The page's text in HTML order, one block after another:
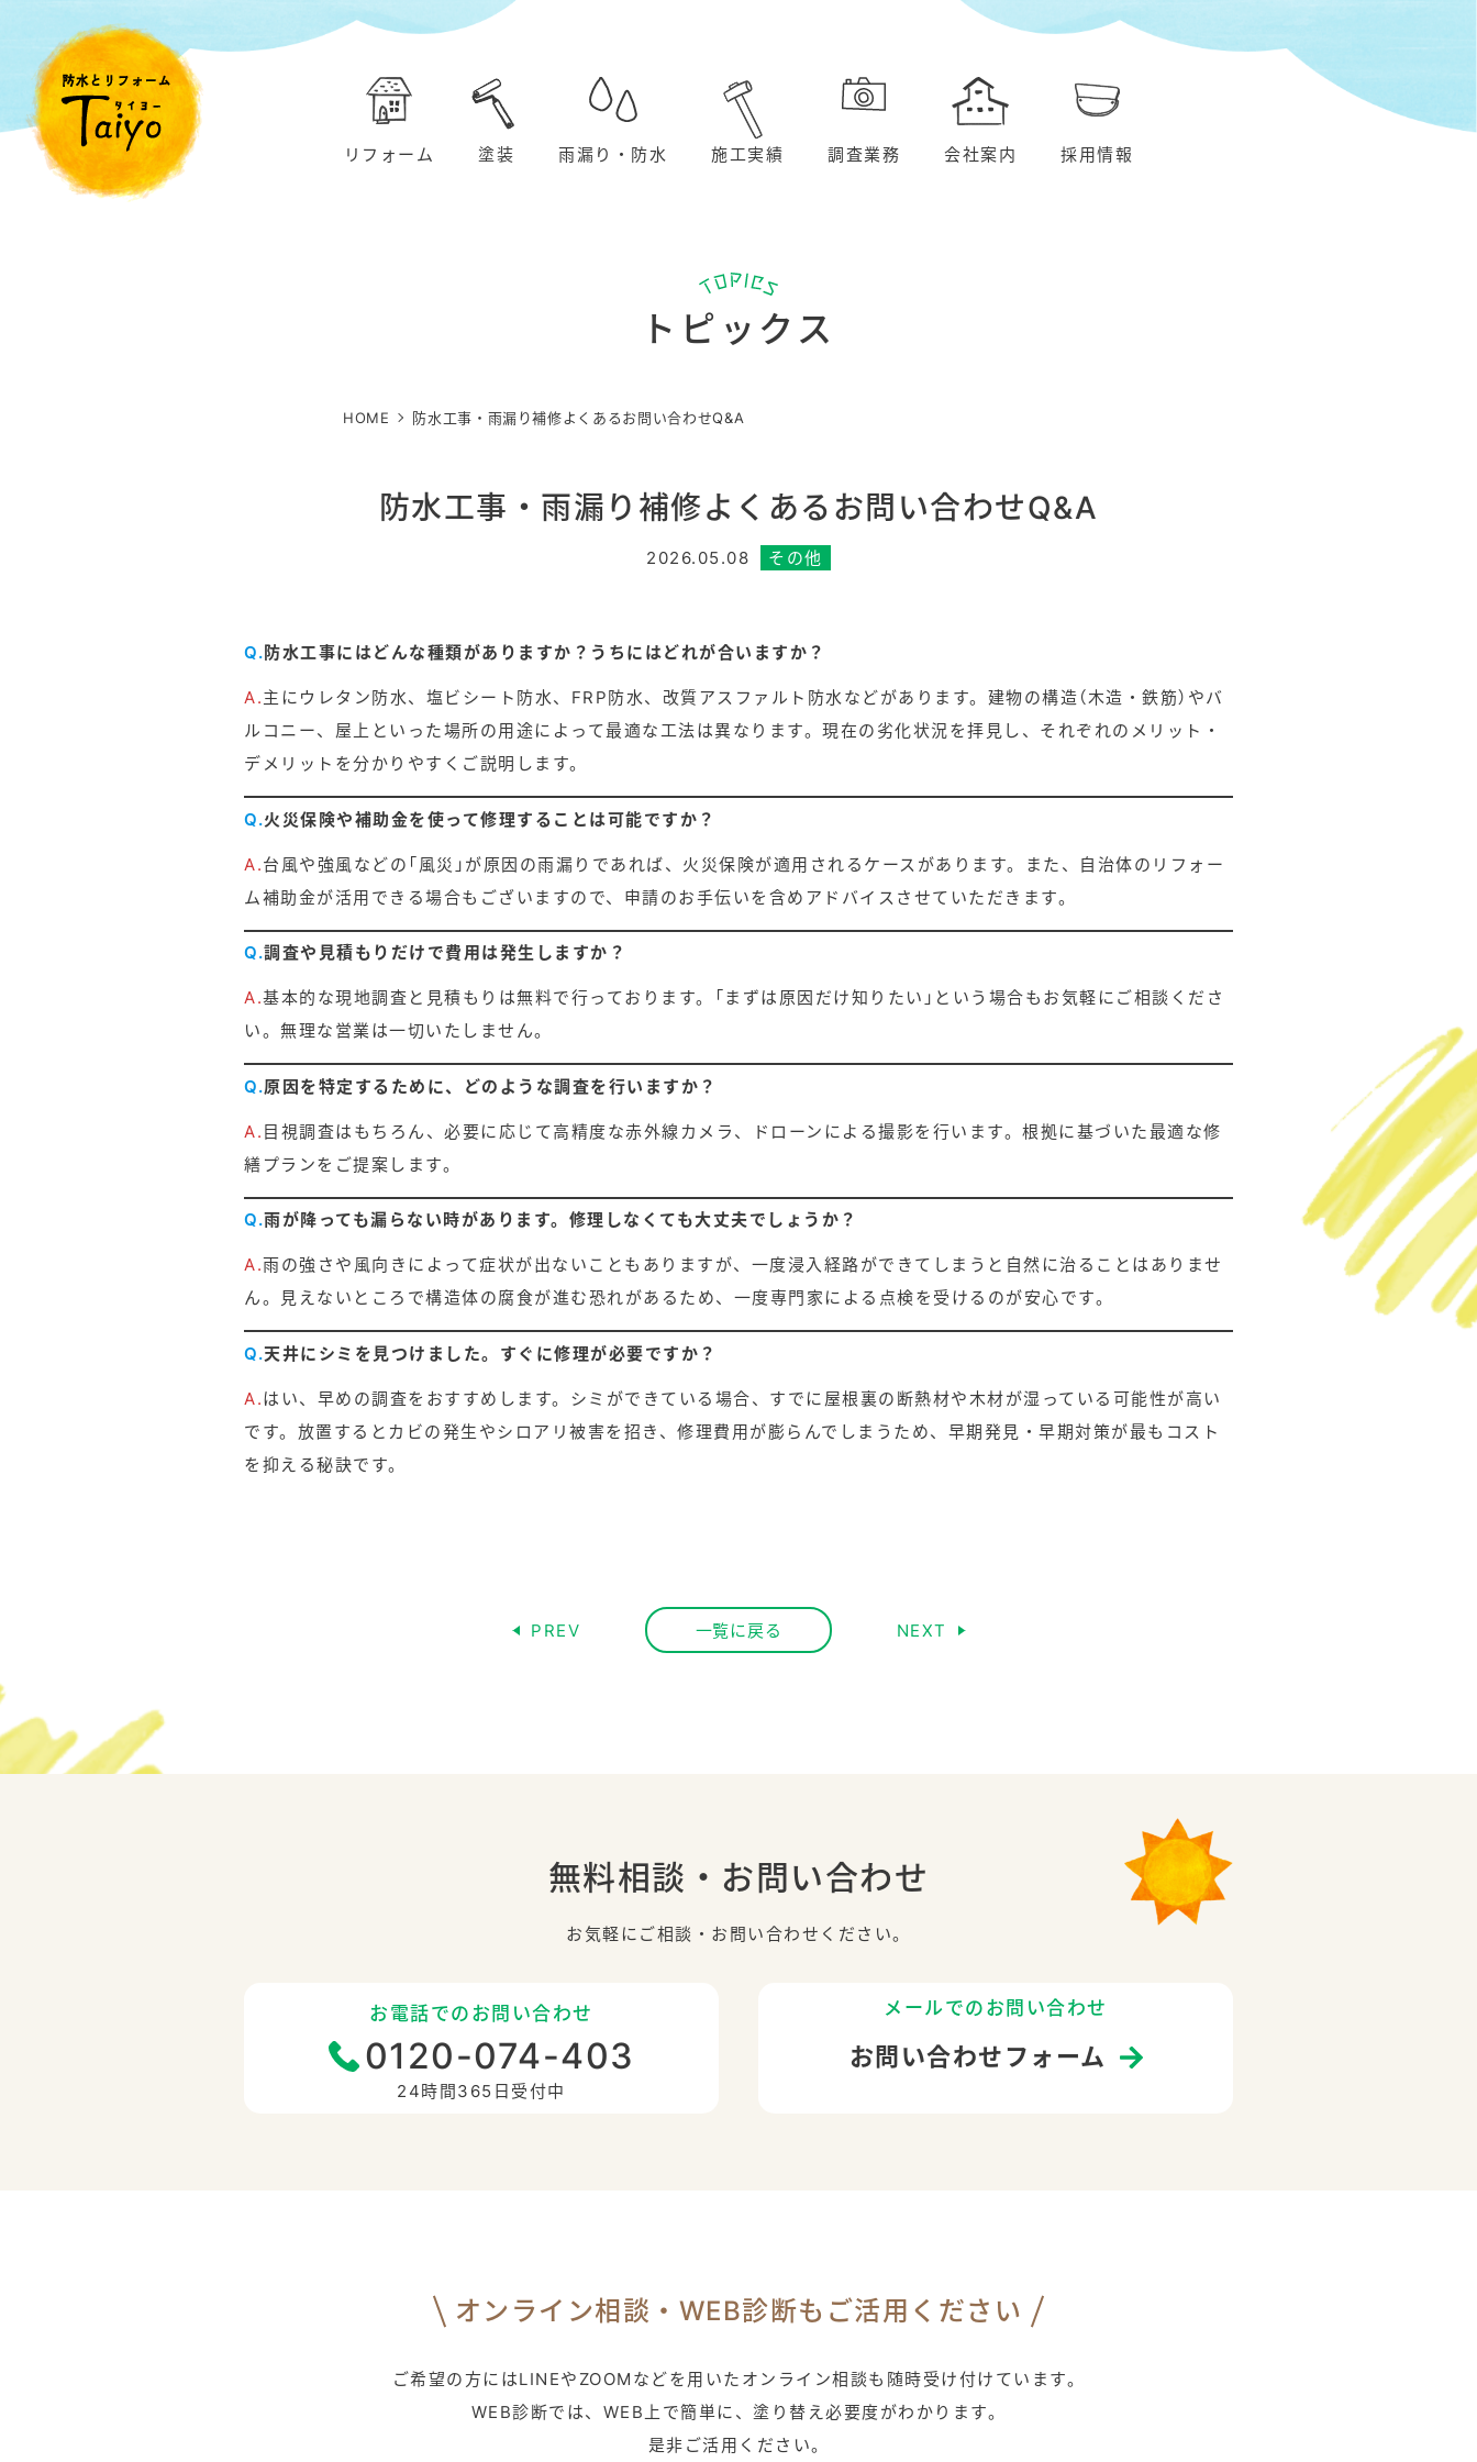
リフォーム 塗装 雨漏り・防水 施工実績 調査業務 会社案内 採用情報
トピックス
HOME 防水工事・雨漏り補修よくあるお問い合わせQ&A
防水工事・雨漏り補修よくあるお問い合わせQ&A
2026.05.08 その他
Q.防水工事にはどんな種類がありますか？うちにはどれが合いますか？
A.主にウレタン防水、塩ビシート防水、FRP防水、改質アスファルト防水などがあります。建物の構造（木造・鉄筋）やバ
ルコニー、屋上といった場所の用途によって最適な工法は異なります。現在の劣化状況を拝見し、それぞれのメリット・
デメリットを分かりやすくご説明します。
Q.火災保険や補助金を使って修理することは可能ですか？
A.台風や強風などの「風災」が原因の雨漏りであれば、火災保険が適用されるケースがあります。また、自治体のリフォー
ム補助金が活用できる場合もございますので、申請のお手伝いを含めアドバイスさせていただきます。
Q.調査や見積もりだけで費用は発生しますか？
A.基本的な現地調査と見積もりは無料で行っております。「まずは原因だけ知りたい」という場合もお気軽にご相談くださ
い。無理な営業は一切いたしません。
Q.原因を特定するために、どのような調査を行いますか？
A.目視調査はもちろん、必要に応じて高精度な赤外線カメラ、ドローンによる撮影を行います。根拠に基づいた最適な修
繕プランをご提案します。
Q.雨が降っても漏らない時があります。修理しなくても大丈夫でしょうか？
A.雨の強さや風向きによって症状が出ないこともありますが、一度浸入経路ができてしまうと自然に治ることはありませ
ん。見えないところで構造体の腐食が進む恐れがあるため、一度専門家による点検を受けるのが安心です。
Q.天井にシミを見つけました。すぐに修理が必要ですか？
A.はい、早めの調査をおすすめします。シミができている場合、すでに屋根裏の断熱材や木材が湿っている可能性が高い
です。放置するとカビの発生やシロアリ被害を招き、修理費用が膨らんでしまうため、早期発見・早期対策が最もコスト
を抑える秘訣です。
PREV 一覧に戻る NEXT
無料相談・お問い合わせ
お気軽にご相談・お問い合わせください。
お電話でのお問い合わせ
0120-074-403
24時間365日受付中
メールでのお問い合わせ
お問い合わせフォーム
オンライン相談・ WEB診断もご活用ください
ご希望の方にはLINEやZOOMなどを用いたオンライン相談も随時受け付けています。
WEB診断では、WEB上で簡単に、 塗り替え必要度がわかります。
是非ご活用ください。